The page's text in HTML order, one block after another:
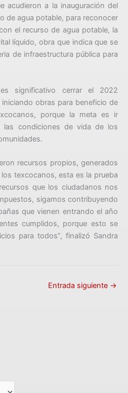
acudieron a la inauguración del
de agua potable, para reconocer
el recurso de agua potable, la
líquido, obra que indica que se
de infraestructura pública para
significativo cerrar el 2022
obras para beneficio de
porque la meta es ir
las condiciones de vida de los
recursos propios, generados
texcocanos, esta es la prueba
que los ciudadanos nos
sigamos contribuyendo
que vienen entrando el año
cumplidos, porque esto se
para todos”, finalizó Sandra
Entrada siguiente →